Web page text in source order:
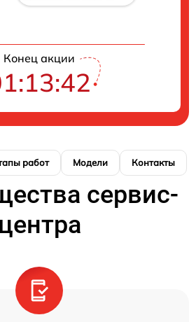
Конец акции
работ Модели Контакты
сервис-
центра